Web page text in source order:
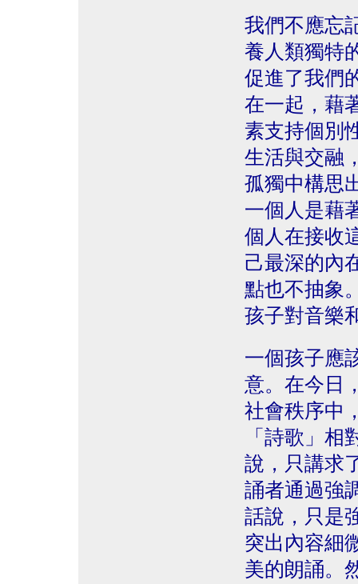
我們不應忘
養人類獨特
促進了我們
在一起，藉
素支持個別
生活與交融
孤獨中構思
一個人是藉
個人在接收
己最深的內
點也不抽象
孩子對音樂
一個孩子應
意。在今日
社會秩序中
「詩歌」
說，只講求
誦者通過強
話說，只是
突出內容細
美的朗誦。